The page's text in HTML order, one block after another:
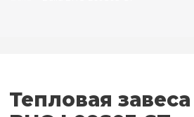
Тепловая